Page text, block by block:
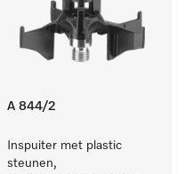
A 844/2
Inspuiter met plastic
steunen,